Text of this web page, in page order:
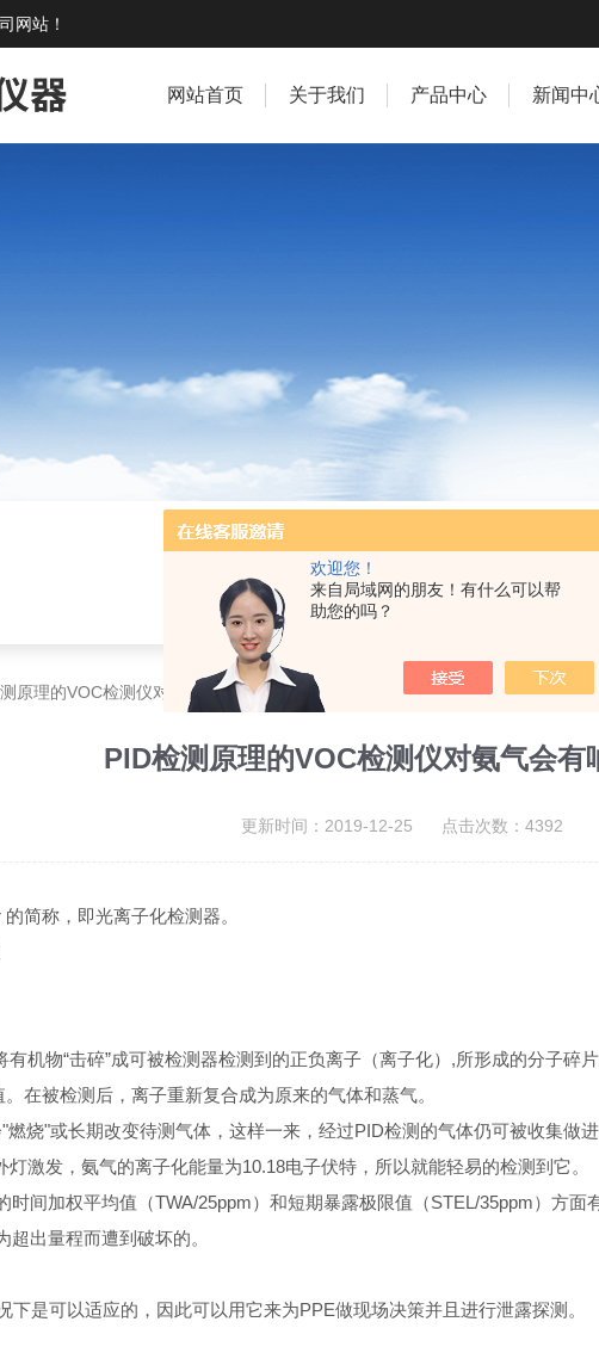
欢迎您！
来自局域网的朋友！有什么可以帮
助您的吗？
网站！
网站首页 关于我们 产品中心 新闻中
原理的VOC检测仪对氨气会有响应吗？
PID检测原理的VOC检测仪对氨气会有
更新时间：2019-12-25 点击次数：4392
简称，即光离子化检测器。
有机物“击碎”成可被检测器检测到的正负离子（离子化）,所形成的分子
在被检测后，离子重新复合成为原来的气体和蒸气。
烧"或长期改变待测气体，这样一来，经过PID检测的气体仍可被收集做进
灯激发 ， 氨气的离子化能量为10.18电子伏特 ，所以就能轻易的检测到它。
间加权平均值（TWA/25ppm）和短期暴露极限值（STEL/35ppm）方面
出量程而遭到破坏的。
下是可以适应的，因此可以用它来为PPE做现场决策并且进行泄露探测。